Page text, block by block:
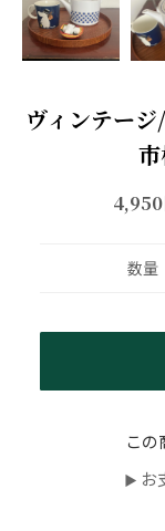
ヴィンテー
数量
この
▶ お